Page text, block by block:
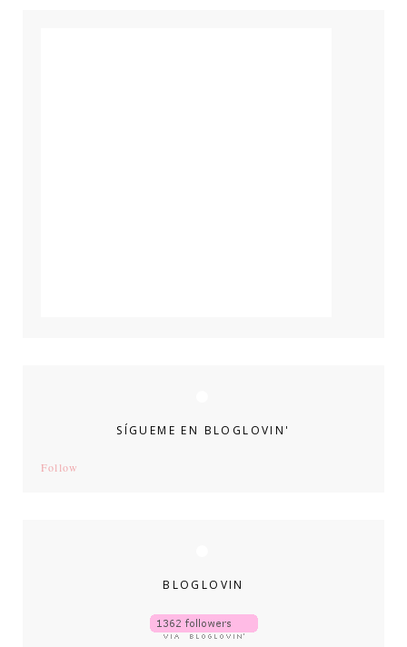
SÍGUEME EN BLOGLOVIN'
Follow
BLOGLOVIN